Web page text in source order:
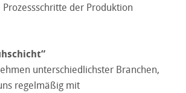
der Produktion
unterschiedlichster Branchen,
regelmäßig mit